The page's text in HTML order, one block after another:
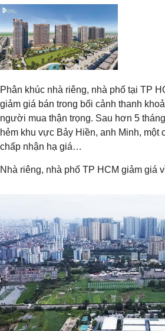
Phân khúc nhà riêng, nhà phố tại TP
giảm giá bán trong bối cảnh thanh
người mua thận trọng. Sau hơn 5
hẻm khu vực Bảy Hiền, anh Minh, một
chấp nhận hạ giá…
Nhà riêng, nhà phố TP HCM giảm giá